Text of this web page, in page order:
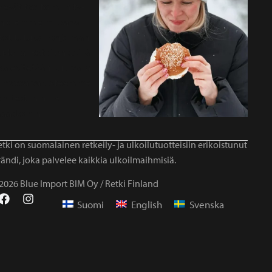
on suomalainen retkeily- ja ulkoilutuotteisiin erikoistunut
joka palvelee kaikkia ulkoilmaihmisiä.
Blue Import BIM Oy / Retki Finland
Suomi English Svenska